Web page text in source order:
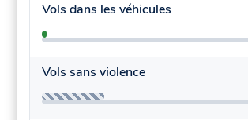
Vols dans les véhicules
Vols sans violence